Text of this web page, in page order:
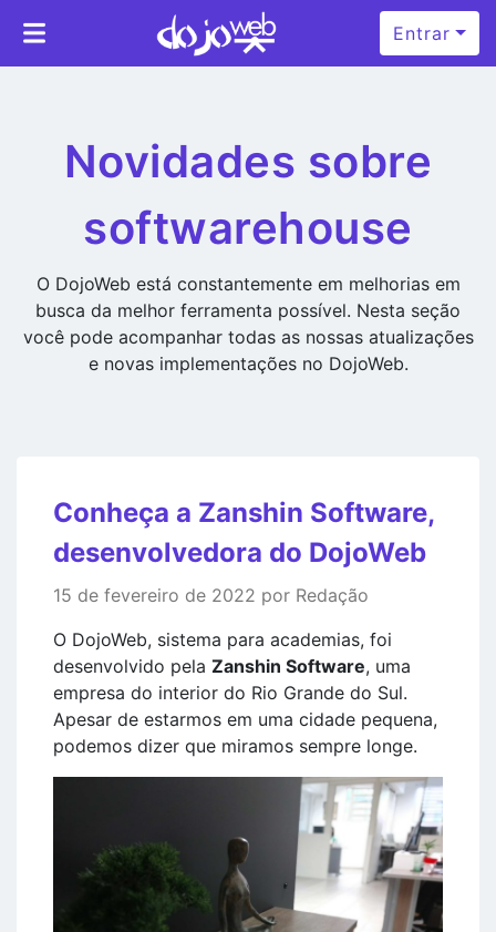
Entrar
Novidades sobre
softwarehouse
O DojoWeb está constantemente em melhorias em
busca da melhor ferramenta possível. Nesta seção
você pode acompanhar todas as nossas atualizações
e novas implementações no DojoWeb.
Conheça a Zanshin Software,
desenvolvedora do DojoWeb
15 de fevereiro de 2022 por Redação
O DojoWeb, sistema para academias, foi
desenvolvido pela Zanshin Software, uma
empresa do interior do Rio Grande do Sul.
Apesar de estarmos em uma cidade pequena,
podemos dizer que miramos sempre longe.